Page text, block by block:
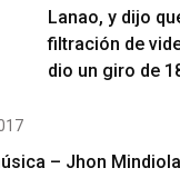
Lanao, y dijo
filtración de
dio un giro de
– Jhon